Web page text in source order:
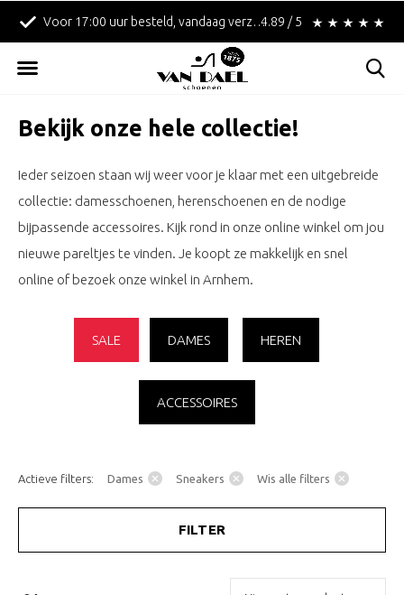
Betaal achteraf met Klarna! Gratis verzending
4.89 / 5
Bekijk onze hele collectie!
Ieder seizoen staan wij weer voor je klaar met een uitgebreide
collectie: damesschoenen, herenschoenen en de nodige
bijpassende accessoires. Kijk rond in onze online winkel om jou
nieuwe pareltjes te vinden. Je koopt ze makkelijk en snel
online of bezoek onze winkel in Arnhem.
SALE DAMES HEREN
ACCESSOIRES
Actieve filters: Dames Sneakers Wis alle filters
FILTER